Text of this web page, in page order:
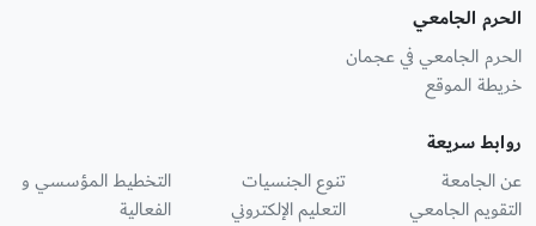
الحرم الجامعي
الحرم الجامعي في عجمان
خريطة الموقع
روابط سريعة
عن الجامعة
التقويم الجامعي
تنوع الجنسيات
التعليم الإلكتروني
التخطيط المؤسسي و
الفعالية